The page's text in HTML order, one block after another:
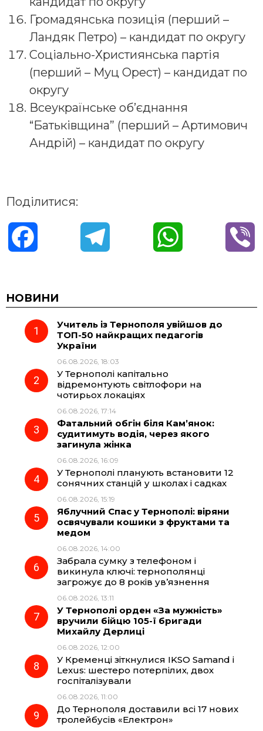
Громадянська позиція (перший –
Ландяк Петро) – кандидат по округу
Соціально-Християнська партія
(перший – Муц Орест) – кандидат по
округу
Всеукраїнське об’єднання
“Батьківщина” (перший – Артимович
Андрій) – кандидат по округу
Поділитися:
c
e
o
k
e
r
a
m
t
A
НОВИНИ
Учитель із Тернополя увійшов до
ТОП-50 найкращих педагогів
України
06.08.2026, 18:03
У Тернополі капітально
відремонтують світлофори на
чотирьох локаціях
06.08.2026, 17:14
Фатальний обгін біля Кам’янок:
судитимуть водія, через якого
загинула жінка
06.08.2026, 16:09
У Тернополі планують встановити 12
сонячних станцій у школах і садках
06.08.2026, 15:19
Яблучний Спас у Тернополі: віряни
освячували кошики з фруктами та
медом
06.08.2026, 14:00
Забрала сумку з телефоном і
викинула ключі: тернополянці
загрожує до 8 років ув’язнення
06.08.2026, 13:11
У Тернополі орден «За мужність»
вручили бійцю 105-ї бригади
Михайлу Дерлиці
06.08.2026, 12:00
У Кременці зіткнулися IKSO Samand і
Lexus: шестеро потерпілих, двох
госпіталізували
06.08.2026, 11:00
До Тернополя доставили всі 17 нових
тролейбусів «Електрон»